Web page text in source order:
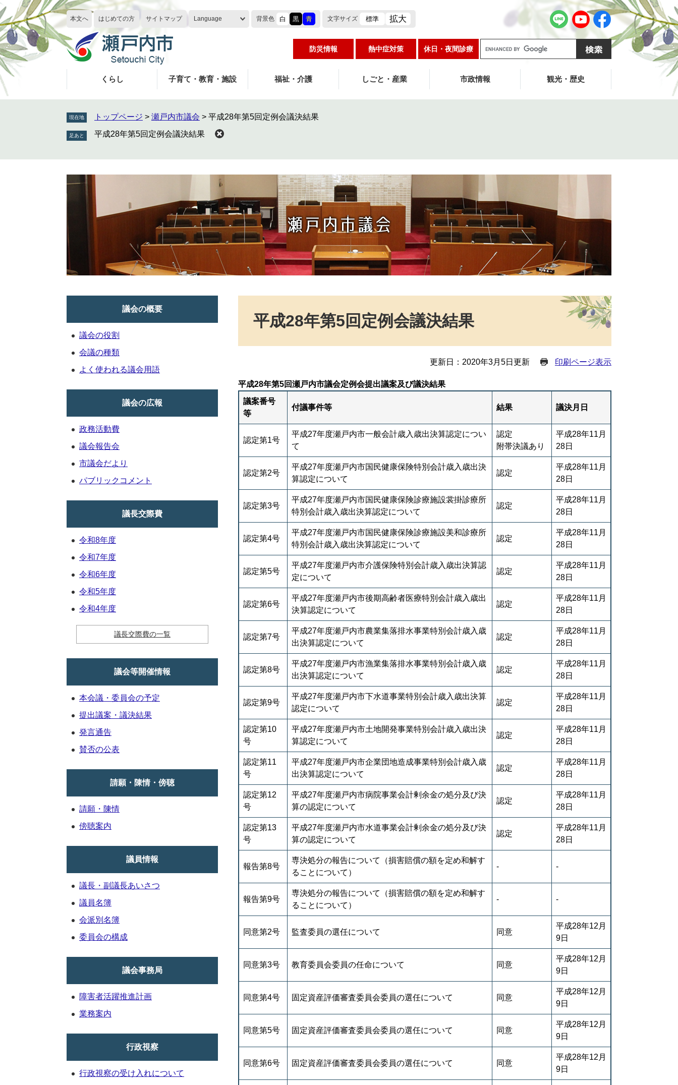
ペ
ー
ジ
の
先
頭
で
す
メ
ニ
ュ
ー
を
飛
ば
し
本文へ はじめての方 サイトマップ Language 背景色 白 黒 青 文字サイズ 標準 拡大
防災情報 熱中症対策 休日・夜間診療
g
e
くらし 子育て・教育・施設 福祉・介護 しごと・産業 市政情報 観光・歴史
現在地 トップページ > 瀬戸内市議会 > 平成28年第5回定例会議決結果
平成28年第5回定例会議決結果
平成28年第5回定例会議決結果
更新日：2020年3月5日更新 印刷ページ表示
平成28年第5回瀬戸内市議会定例会提出議案及び議決結果
議案番号
等
付議事件等 結果 議決月日
認定第1号
平成27年度瀬戸内市一般会計歳入歳出決算認定につい
て
認定
附帯決議あり
平成28年11月
28日
認定第2号
平成27年度瀬戸内市国民健康保険特別会計歳入歳出決
算認定について
認定
平成28年11月
28日
認定第3号
平成27年度瀬戸内市国民健康保険診療施設裳掛診療所
特別会計歳入歳出決算認定について
認定
平成28年11月
28日
認定第4号
平成27年度瀬戸内市国民健康保険診療施設美和診療所
特別会計歳入歳出決算認定について
認定
平成28年11月
28日
認定第5号
平成27年度瀬戸内市介護保険特別会計歳入歳出決算認
定について
認定
平成28年11月
28日
認定第6号
平成27年度瀬戸内市後期高齢者医療特別会計歳入歳出
決算認定について
認定
平成28年11月
28日
認定第7号
平成27年度瀬戸内市農業集落排水事業特別会計歳入歳
出決算認定について
認定
平成28年11月
28日
認定第8号
平成27年度瀬戸内市漁業集落排水事業特別会計歳入歳
出決算認定について
認定
平成28年11月
28日
認定第9号
平成27年度瀬戸内市下水道事業特別会計歳入歳出決算
認定について
認定
平成28年11月
28日
認定第10
号
平成27年度瀬戸内市土地開発事業特別会計歳入歳出決
算認定について
認定
平成28年11月
28日
認定第11
号
平成27年度瀬戸内市企業団地造成事業特別会計歳入歳
出決算認定について
認定
平成28年11月
28日
認定第12
号
平成27年度瀬戸内市病院事業会計剰余金の処分及び決
算の認定について
認定
平成28年11月
28日
認定第13
号
平成27年度瀬戸内市水道事業会計剰余金の処分及び決
算の認定について
認定
平成28年11月
28日
報告第8号
専決処分の報告について（損害賠償の額を定め和解す
ることについて）
- -
報告第9号
専決処分の報告について（損害賠償の額を定め和解す
ることについて）
- -
同意第2号 監査委員の選任について 同意
平成28年12月
9日
同意第3号 教育委員会委員の任命について 同意
平成28年12月
9日
同意第4号 固定資産評価審査委員会委員の選任について 同意
平成28年12月
9日
同意第5号 固定資産評価審査委員会委員の選任について 同意
平成28年12月
9日
同意第6号 固定資産評価審査委員会委員の選任について 同意
平成28年12月
9日
議会の概要
議会の役割
会議の種類
よく使われる議会用語
議会の広報
政務活動費
議会報告会
市議会だより
パブリックコメント
議長交際費
令和8年度
令和7年度
令和6年度
令和5年度
令和4年度
議長交際費の一覧
議会等開催情報
本会議・委員会の予定
提出議案・議決結果
発言通告
賛否の公表
請願・陳情・傍聴
請願・陳情
傍聴案内
議員情報
議長・副議長あいさつ
議員名簿
会派別名簿
委員会の構成
議会事務局
障害者活躍推進計画
業務案内
行政視察
行政視察の受け入れについて